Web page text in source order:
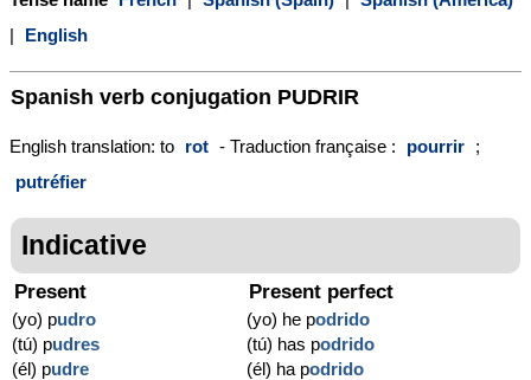
|
English
Spanish verb conjugation PUDRIR
English translation: to rot - Traduction française : pourrir ;
putréfier
Indicative
Present
(yo) pudro
(tú) pudres
(él) pudre
Present perfect
(yo) he podrido
(tú) has podrido
(él) ha podrido